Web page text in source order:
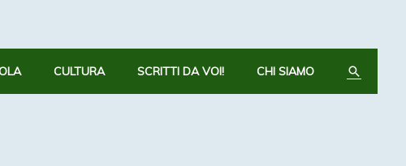
CULTURA SCRITTI DA VOI! CHI SIAMO CERCA